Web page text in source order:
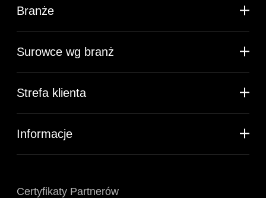
Branże
Surowce wg branż
Strefa klienta
Informacje
Certyfikaty Partnerów